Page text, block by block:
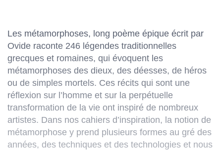
Les métamorphoses, long poème épique écrit par
Ovide raconte 246 légendes traditionnelles
grecques et romaines, qui évoquent les
métamorphoses des dieux, des déesses, de héros
ou de simples mortels. Ces récits qui sont une
réflexion sur l’homme et sur la perpétuelle
transformation de la vie ont inspiré de nombreux
artistes. Dans nos cahiers d’inspiration, la notion de
métamorphose y prend plusieurs formes au gré des
années, des techniques et des technologies et nous